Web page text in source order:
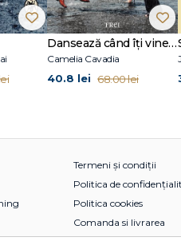
Dansează când îți vine să plângi
Camelia Cavadia
40.8 lei 68.00 lei
Termeni și condiții
Politica de
Politica cookies
Comanda si livrarea